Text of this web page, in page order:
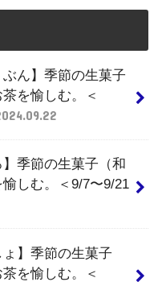
ぶん】季節の生菓子
茶を愉しむ。＜
】季節の生菓子（和
しむ。＜9/7〜9/21
ょ】季節の生菓子
茶を愉しむ。＜